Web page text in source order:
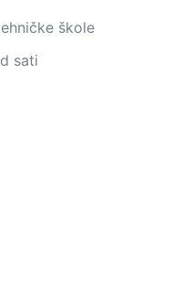
škole
sati